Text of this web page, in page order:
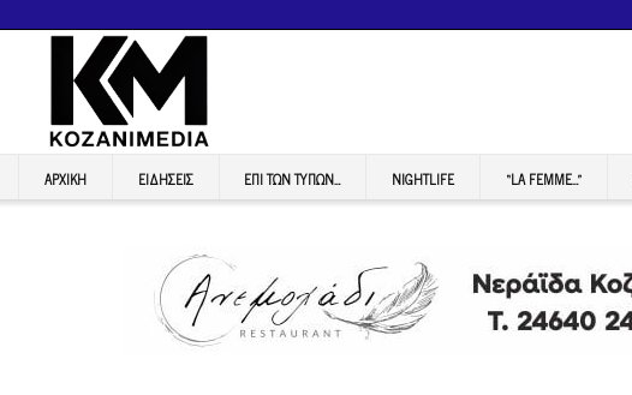
ΑΡΧΙΚΉ ΕΙΔΉΣΕΙΣ ΕΠI ΤΩΝ ΤΥΠΩΝ… NIGHTLIFE “LA FEMME…”